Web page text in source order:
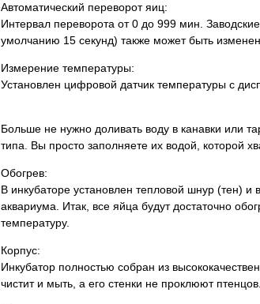
Автоматический переворот яиц:
Интервал переворота от 0 до 999 мин.
умолчанию 15 секунд) также может быть
Измерение температуры:
Установлен цифровой датчик температуры с
Больше не нужно доливать воду в канавки или
типа. Вы просто заполняете их водой, которой
Обогрев:
В инкубаторе установлен тепловой шнур (тен)
аквариума. Итак, все яйца будут достаточно
температуру.
Корпус:
Инкубатор полностью собран из
чистит и мыть, а его стенки не проклюют